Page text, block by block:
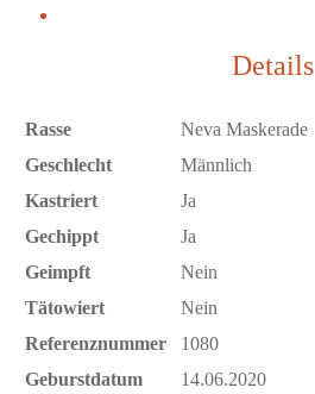
Details
Rasse
Neva Maskerade
Geschlecht
Männlich
Kastriert
Ja
Gechippt
Ja
Geimpft
Nein
Tätowiert
Nein
Referenznummer
1080
Geburstdatum
14.06.2020